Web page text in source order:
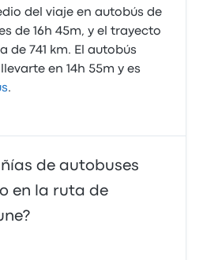
del viaje en autobús de
de 16h 45m, y el trayecto
de 741 km. El autobús
en 14h 55m y es
.
de autobuses
en la ruta de